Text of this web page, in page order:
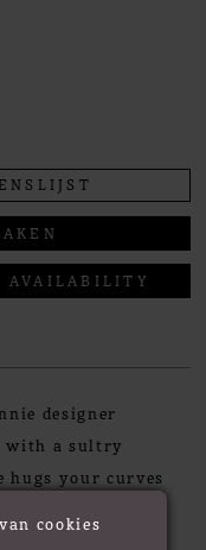
designer
with a sultry
your curves
as it is
lace appliqués
cookies